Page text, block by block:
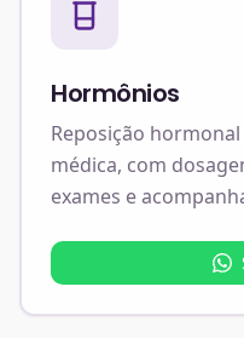
Hormônios
Reposição
médica, com
exames e